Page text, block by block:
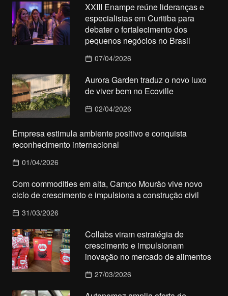
XXIII Enampe reúne lideranças e
especialistas em Curitiba para
debater o fortalecimento dos
pequenos negócios no Brasil
07/04/2026
Aurora Garden traduz o novo luxo
de viver bem no Ecoville
02/04/2026
Empresa estimula ambiente positivo e conquista
reconhecimento internacional
01/04/2026
Com commodities em alta, Campo Mourão vive novo
ciclo de crescimento e impulsiona a construção civil
31/03/2026
Collabs viram estratégia de
crescimento e impulsionam
inovação no mercado de alimentos
27/03/2026